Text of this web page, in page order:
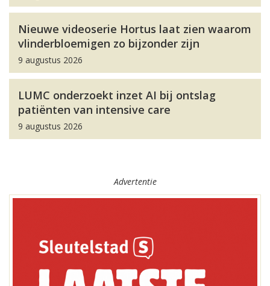
Nieuwe videoserie Hortus laat zien waarom
vlinderbloemigen zo bijzonder zijn
9 augustus 2026
LUMC onderzoekt inzet AI bij ontslag
patiënten van intensive care
9 augustus 2026
Advertentie